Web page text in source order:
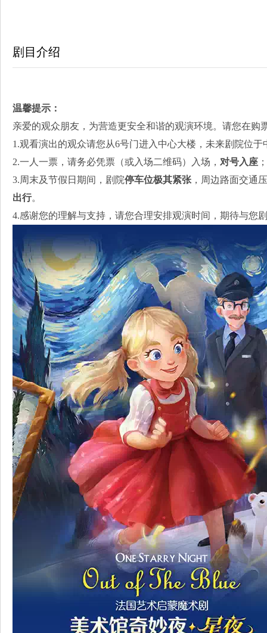
剧目介绍
温馨提示 ：
亲爱的观众朋友，为营造更安全和谐的观演环境。请您在购
1.观看演出的观众请您从6号门进入中心大楼，未来剧院位于
2.一人一票，请务必凭票（或入场二维码）入场， 对号入座 ；
3.周末及节假日期间，剧院停车位极其紧张 ，周边路面交通
出行。
4.感谢您的理解与支持，请您合理安排观演时间，期待与您